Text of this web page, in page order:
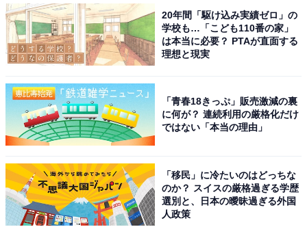
20年間「駆け込み実績ゼロ」の
学校も…「こども110番の家」
は本当に必要？ PTAが直面する
理想と現実
「青春18きっぷ」販売激減の裏
に何が？ 連続利用の厳格化だけ
ではない「本当の理由」
「移民」に冷たいのはどっちな
のか？ スイスの厳格過ぎる学歴
選別と、日本の曖昧過ぎる外国
人政策